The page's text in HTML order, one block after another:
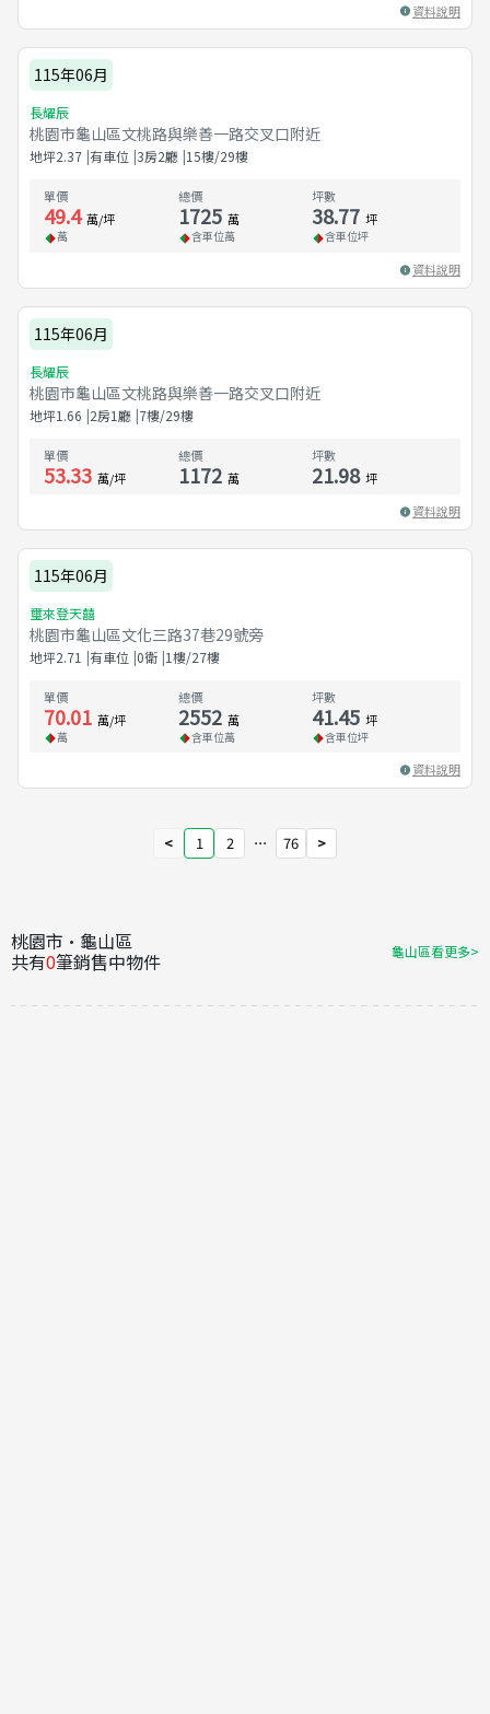
資料說明
115年06月
長耀辰
桃園市龜山區文桃路與樂善一路交叉口附近
地坪2.37 有車位 3房2廳 15樓/29樓
單價
49.4 萬/坪
萬
總價
1725 萬
含車位萬
坪數
38.77 坪
含車位坪
資料說明
115年06月
長耀辰
桃園市龜山區文桃路與樂善一路交叉口附近
地坪1.66 2房1廳 7樓/29樓
單價
53.33 萬/坪
總價
1172 萬
坪數
21.98 坪
資料說明
115年06月
璽來登天囍
桃園市龜山區文化三路37巷29號旁
地坪2.71 有車位 0衛 1樓/27樓
單價
70.01 萬/坪
萬
總價
2552 萬
含車位萬
坪數
41.45 坪
含車位坪
資料說明
< 1 2 ⋯ 76 >
桃園市·龜山區
共有0筆銷售中物件 龜山區看更多>